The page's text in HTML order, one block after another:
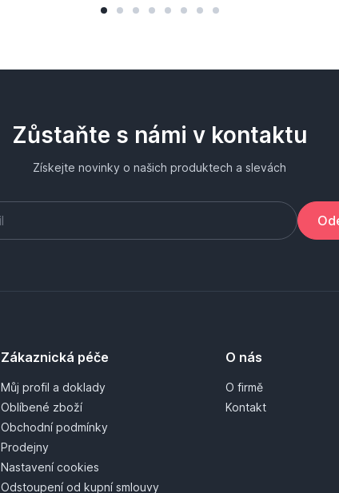
Zůstaňte s námi v kontaktu
Získejte novinky o našich produktech a slevách
Zákaznická péče
Můj profil a doklady
Oblíbené zboží
Obchodní podmínky
Prodejny
Nastavení cookies
Odstoupení od kupní smlouvy
O nás
O firmě
Kontakt